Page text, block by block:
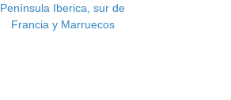
Península Iberica, sur de
Francia y Marruecos